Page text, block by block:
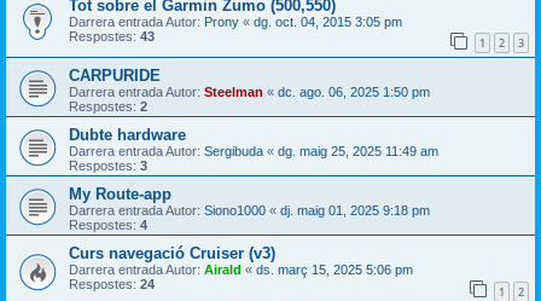
Tot sobre el Garmin Zumo (500,550)
Darrera entrada Autor: Prony « dg. oct. 04, 2015 3:05 pm
Respostes: 43 1 2 3
CARPURIDE
Darrera entrada Autor: Steelman « dc. ago. 06, 2025 1:50 pm
Respostes: 2
Dubte hardware
Darrera entrada Autor: Sergibuda « dg. maig 25, 2025 11:49 am
Respostes: 3
My Route-app
Darrera entrada Autor: Siono1000 « dj. maig 01, 2025 9:18 pm
Respostes: 4
Curs navegació Cruiser (v3)
Darrera entrada Autor: Airald « ds. març 15, 2025 5:06 pm
Respostes: 24 1 2